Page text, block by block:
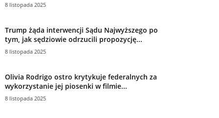
8 listopada 2025
Trump żąda interwencji Sądu Najwyższego po
tym, jak sędziowie odrzucili propozycję...
8 listopada 2025
Olivia Rodrigo ostro krytykuje federalnych za
wykorzystanie jej piosenki w filmie...
8 listopada 2025